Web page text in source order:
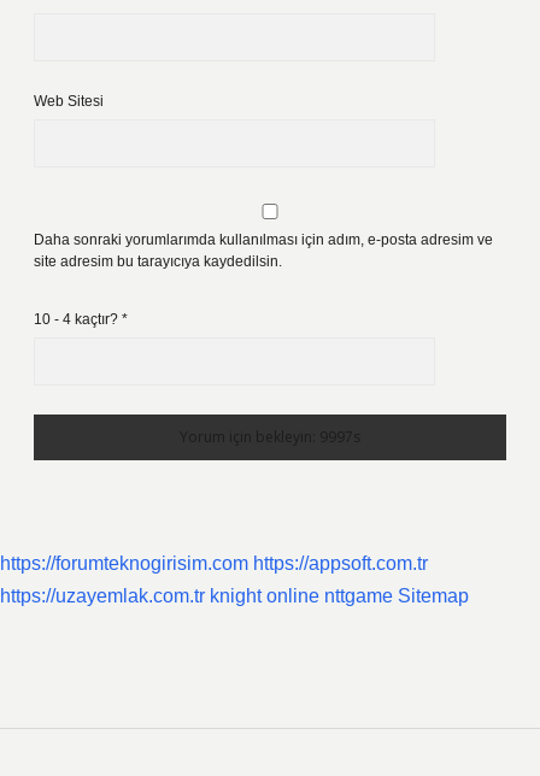
Web Sitesi
Daha sonraki yorumlarımda kullanılması için adım, e-posta adresim ve
site adresim bu tarayıcıya kaydedilsin.
10 - 4 kaçtır? *
https://forumteknogirisim.com https://appsoft.com.tr
https://uzayemlak.com.tr knight online nttgame Sitemap